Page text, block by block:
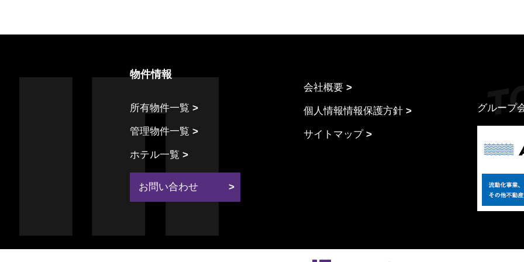
物件情報
所有物件一覧
管理物件一覧
ホテル一覧
お問い合わせ
会社概要
個人情報情報保護方針
サイトマップ
グループ